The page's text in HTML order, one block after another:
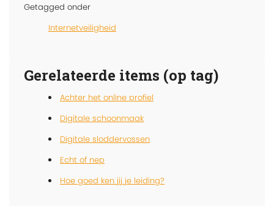
Getagged onder
Internetveiligheid
Gerelateerde items (op tag)
Achter het online profiel
Digitale schoonmaak
Digitale sloddervossen
Echt of nep
Hoe goed ken jij je leiding?